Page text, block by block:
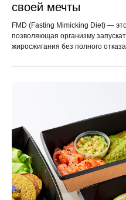
своей мечты
FMD (Fasting Mimicking Diet) —
позволяющая организму
жиросжигания без полного
перезвонит вам в
Остались